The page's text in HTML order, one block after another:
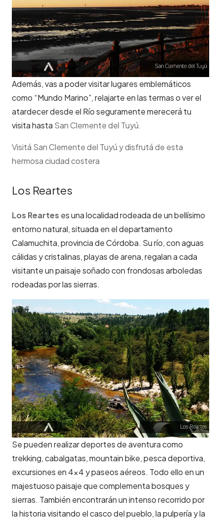
Además, vas a poder visitar lugares emblemáticos
como “Mundo Marino”, relajarte en las termas o ver el
atardecer desde el Río seguramente merecerá tu
visita hasta San Clemente del Tuyú.
Visitá San Clemente del Tuyú y disfrutá de esta
hermosa ciudad costera
Los Reartes
Los Reartes es una localidad rodeada de un bellísimo
entorno natural, situada en el departamento
Calamuchita, provincia de Córdoba. Su río, con aguas
cálidas y cristalinas, playas de arena, regalan a cada
visitante un paisaje soñado con frondosas arboledas
rodeadas por las sierras.
Se pueden realizar deportes de aventura como
trekking, cabalgatas, mountain bike, pesca deportiva,
excursiones en 4×4 y paseos aéreos. Todo ello en un
majestuoso paisaje que complementa bosques y
sierras. También encontrarán un intenso recorrido por
la historia visitando el casco del pueblo, la pulpería y la